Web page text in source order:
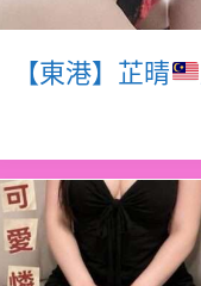
【東港】芷晴